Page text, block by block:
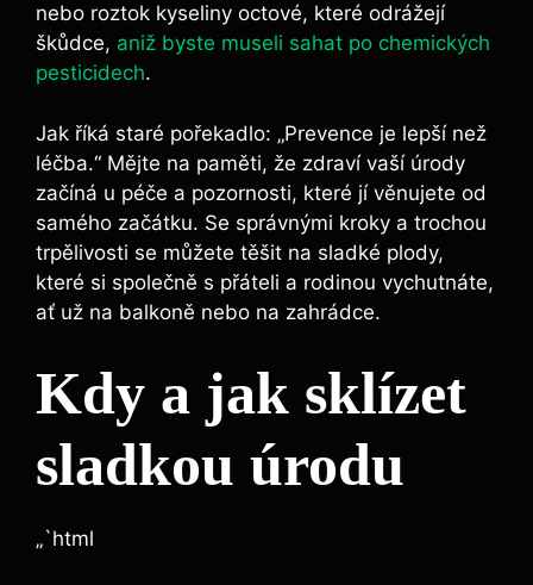
nebo roztok kyseliny octové, které odrážejí
škůdce, aniž byste museli sahat po chemických
pesticidech.
Jak říká staré pořekadlo: „Prevence je lepší než
léčba.“ Mějte na paměti, že zdraví vaší úrody
začíná u péče a pozornosti, které jí věnujete od
samého začátku. Se‌ správnými kroky⁢ a trochou
trpělivosti se můžete těšit‍ na sladké plody,
které ⁢si společně s přáteli a rodinou vychutnáte,
‍ať ⁢už na balkoně nebo na zahrádce.
Kdy⁢ a jak sklízet
⁣sladkou úrodu
„`html